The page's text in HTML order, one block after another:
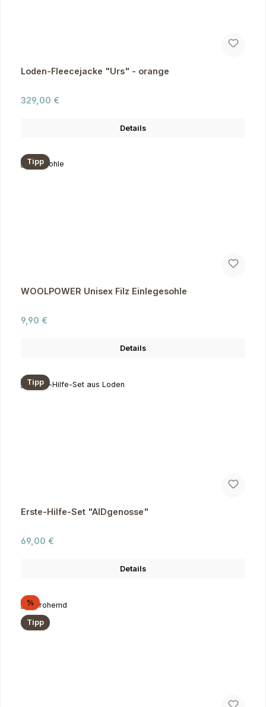
Loden-Fleecejacke "Urs" - orange
Regulärer Preis:
329,00 €
Details
Tipp
WOOLPOWER Unisex Filz Einlegesohle
Regulärer Preis:
9,90 €
Details
Tipp
Erste-Hilfe-Set "AIDgenosse"
Regulärer Preis:
69,00 €
Details
%Rabatt
Tipp